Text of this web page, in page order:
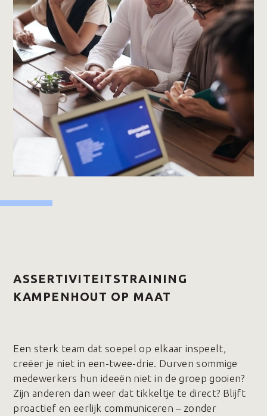
ASSERTIVITEITSTRAINING
KAMPENHOUT OP MAAT
Een sterk team dat soepel op elkaar inspeelt,
creëer je niet in een-twee-drie. Durven sommige
medewerkers hun ideeën niet in de groep gooien?
Zijn anderen dan weer dat tikkeltje te direct? Blijft
proactief en eerlijk communiceren – zonder